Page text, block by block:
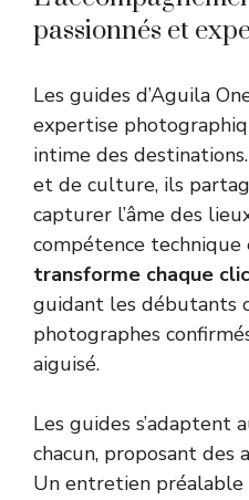
passionnés et
Les guides d’Aguila
expertise
intime des
et de culture, ils
capturer l’âme des
compétence
transforme chaque
guidant les débutants
photographes
aiguisé.
Les guides s’adaptent
chacun, proposant des
Un entretien